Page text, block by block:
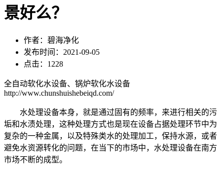
景好么？
作者：碧海净化
发布时间：2021-09-05
点击：1228
全自动软化水设备、锅炉软化水设备
http://www.chunshuishebeiqd.com/
水处理设备本身，就是通过固有的频率，来进行相关的污
垢和水渍处理，这种处理方式也是现在设备占据处理环节中为
复杂的一种金属，以及特殊类水的处理加工，保持水源，或者
避免水资源转化的问题，在当下的市场中，水处理设备在南方
市场不断的成型。